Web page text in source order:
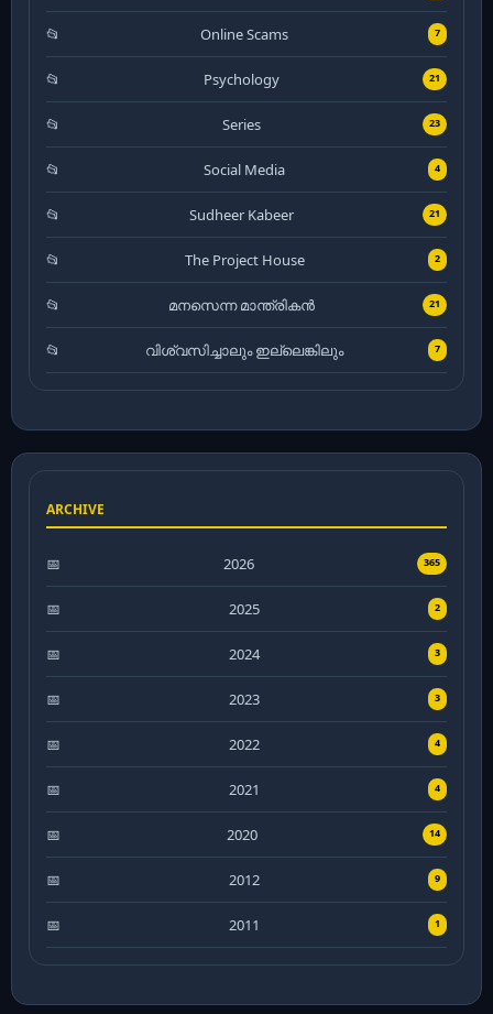
Online Scams 7
Psychology 21
Series 23
Social Media 4
Sudheer Kabeer 21
The Project House 2
മനസെന്ന മാന്ത്രികൻ 21
വിശ്വസിച്ചാലും ഇല്ലെങ്കിലും 7
ARCHIVE
2026 365
2025 2
2024 3
2023 3
2022 4
2021 4
2020 14
2012 9
2011 1